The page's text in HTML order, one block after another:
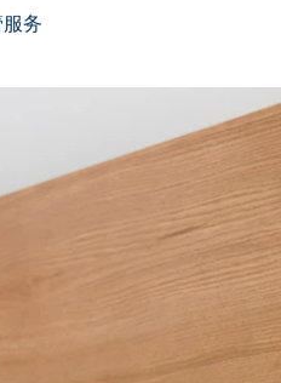
务